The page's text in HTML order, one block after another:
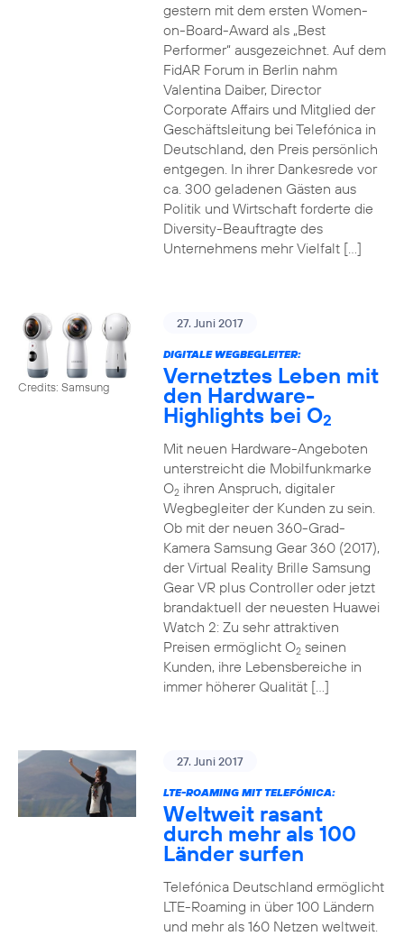
gestern mit dem ersten Women-
on-Board-Award als „Best
Performer“ ausgezeichnet. Auf dem
FidAR Forum in Berlin nahm
Valentina Daiber, Director
Corporate Affairs und Mitglied der
Geschäftsleitung bei Telefónica in
Deutschland, den Preis persönlich
entgegen. In ihrer Dankesrede vor
ca. 300 geladenen Gästen aus
Politik und Wirtschaft forderte die
Diversity-Beauftragte des
Unternehmens mehr Vielfalt […]
Credits: Samsung
27. Juni 2017
DIGITALE WEGBEGLEITER:
Vernetztes Leben mit
den Hardware-
Highlights bei O2
Mit neuen Hardware-Angeboten
unterstreicht die Mobilfunkmarke
O2ihren Anspruch, digitaler
Wegbegleiter der Kunden zu sein.
Ob mit der neuen 360-Grad-
Kamera Samsung Gear 360 (2017),
der Virtual Reality Brille Samsung
Gear VR plus Controller oder jetzt
brandaktuell der neuesten Huawei
Watch 2: Zu sehr attraktiven
Preisen ermöglicht O2seinen
Kunden, ihre Lebensbereiche in
immer höherer Qualität […]
27. Juni 2017
LTE-ROAMING MIT TELEFÓNICA:
Weltweit rasant
durch mehr als 100
Länder surfen
Telefónica Deutschland ermöglicht
LTE-Roaming in über 100 Ländern
und mehr als 160 Netzen weltweit.